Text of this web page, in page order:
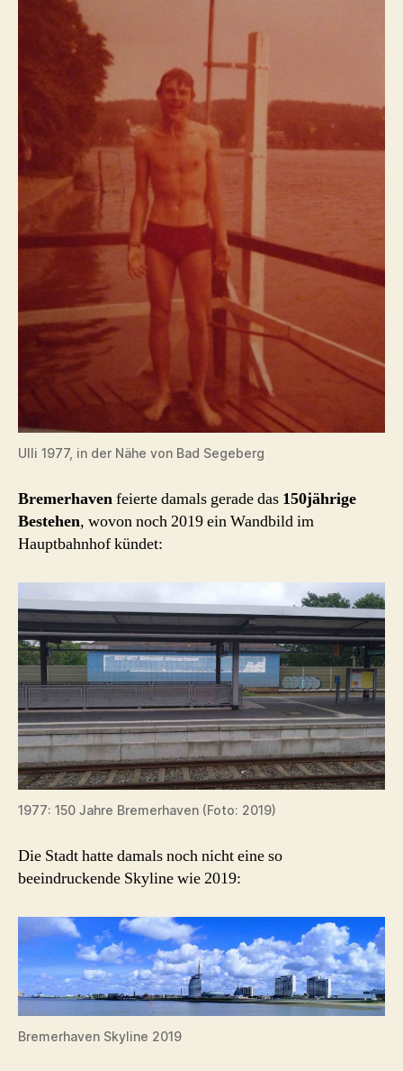
Ulli 1977, in der Nähe von Bad Segeberg
Bremerhavenfeierte damals gerade das 150jährige
Bestehen, wovon noch 2019 ein Wandbild im
Hauptbahnhof kündet:
1977: 150 Jahre Bremerhaven (Foto: 2019)
Die Stadt hatte damals noch nicht eine so
beeindruckende Skyline wie 2019:
Bremerhaven Skyline 2019